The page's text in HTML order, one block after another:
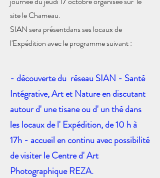
site le Chameau.
SIAN sera présentdans ses locaux de
l'Expédition avec le programme suivant :
- découverte du réseau SIAN - Santé
Intégrative, Art et Nature en discutant
autour d' une tisane ou d' un thé dans
les locaux de l' Expédition, de 10 h à
17h - accueil en continu avec possibilité
de visiter le Centre d' Art
Photographique REZA.